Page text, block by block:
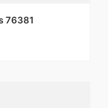
76381